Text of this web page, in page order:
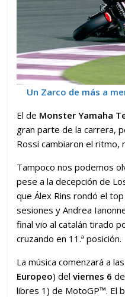
Un Zarco de más a
El de Monster Yamaha
gran parte de la carrera,
Rossi cambiaron el ritmo,
Tampoco nos podemos
pese a la decepción de
que Álex Rins rondó el
sesiones y Andrea
final vio al catalán tirado
cruzando en 11.ª posición.
La música comenzará a las
Europeo) delviernes 6
libres 1) de MotoGP™. El